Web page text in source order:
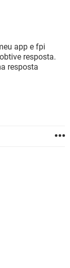
app e fpi
resposta.
resposta